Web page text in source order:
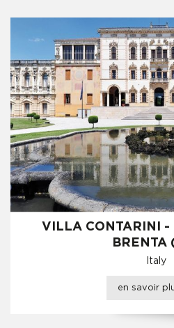
VILLA CONTARINI -
BRENTA
Italy
en savoir